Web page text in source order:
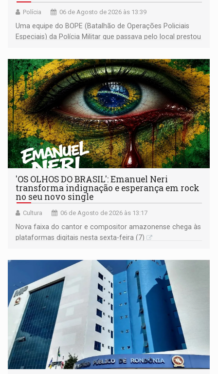
Polícia 06 de Agosto de 2026 às 13:39
Uma equipe do BOPE (Batalhão de Operações Policiais
Especiais) da Polícia Militar que passava pelo local prestou
'OS OLHOS DO BRASIL': Emanuel Neri
transforma indignação e esperança em rock
no seu novo single
Cultura 06 de Agosto de 2026 às 13:17
Nova faixa do cantor e compositor amazonense chega às
plataformas digitais nesta sexta-feira (7)